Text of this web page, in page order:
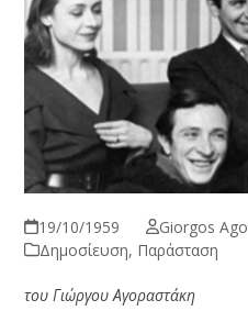
19/10/1959
Giorgos
Δημοσίευση, Παράσταση
του Γιώργου Αγοραστάκη